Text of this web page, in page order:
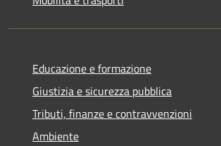
Educazione e formazione
Giustizia e sicurezza pubblica
Tributi, finanze e contravvenzioni
Ambiente